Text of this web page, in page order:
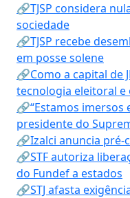
🔗TJSP considera
sociedade
🔗TJSP recebe
em posse solene
🔗Como a capital de
tecnologia eleitoral
🔗“Estamos imersos
presidente do
🔗Izalci anuncia pré-
🔗STF autoriza
do Fundef a estados
🔗STJ afasta